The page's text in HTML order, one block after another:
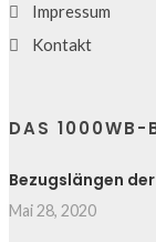
Impressum
Kontakt
DAS 1000WB-
Bezugslängen
Mai 28, 2020